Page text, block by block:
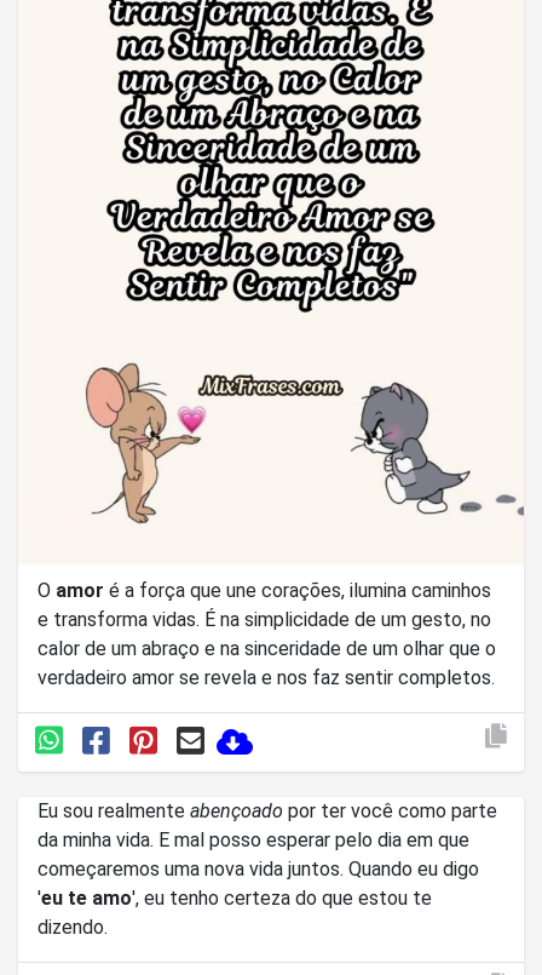
O amor é a força que une corações, ilumina caminhos
e transforma vidas. É na simplicidade de um gesto, no
calor de um abraço e na sinceridade de um olhar que o
verdadeiro amor se revela e nos faz sentir completos.
Eu sou realmente abençoado por ter você como parte
da minha vida. E mal posso esperar pelo dia em que
começaremos uma nova vida juntos. Quando eu digo
'eu te amo', eu tenho certeza do que estou te
dizendo.